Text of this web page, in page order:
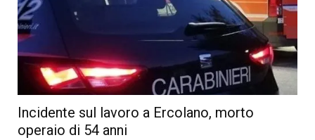
Incidente sul lavoro a Ercolano, morto
operaio di 54 anni